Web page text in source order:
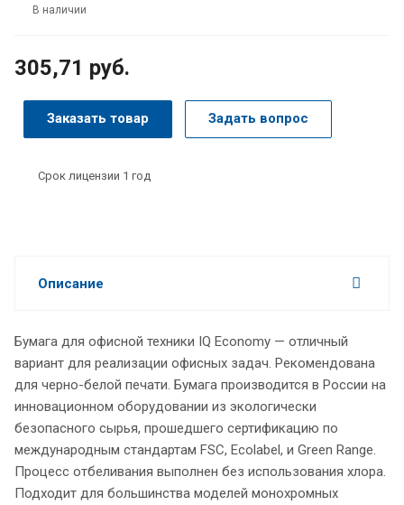
В наличии
305,71 руб.
Заказать товар Задать вопрос
Срок лицензии 1 год
Описание
Бумага для офисной техники IQ Economy — отличный
вариант для реализации офисных задач. Рекомендована
для черно-белой печати. Бумага производится в России на
инновационном оборудовании из экологически
безопасного сырья, прошедшего сертификацию по
международным стандартам FSC, Ecolabel, и Green Range.
Процесс отбеливания выполнен без использования хлора.
Подходит для большинства моделей монохромных